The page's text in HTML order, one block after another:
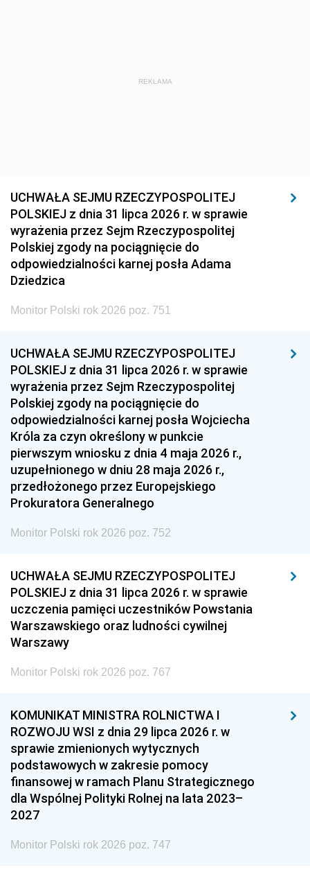
REKLAMA
UCHWAŁA SEJMU RZECZYPOSPOLITEJ
POLSKIEJ z dnia 31 lipca 2026 r. w sprawie
wyrażenia przez Sejm Rzeczypospolitej
Polskiej zgody na pociągnięcie do
odpowiedzialności karnej posła Adama
Dziedzica
Monitor Polski rok 2026 poz. 751
UCHWAŁA SEJMU RZECZYPOSPOLITEJ
POLSKIEJ z dnia 31 lipca 2026 r. w sprawie
wyrażenia przez Sejm Rzeczypospolitej
Polskiej zgody na pociągnięcie do
odpowiedzialności karnej posła Wojciecha
Króla za czyn określony w punkcie
pierwszym wniosku z dnia 4 maja 2026 r.,
uzupełnionego w dniu 28 maja 2026 r.,
przedłożonego przez Europejskiego
Prokuratora Generalnego
Monitor Polski rok 2026 poz. 752
UCHWAŁA SEJMU RZECZYPOSPOLITEJ
POLSKIEJ z dnia 31 lipca 2026 r. w sprawie
uczczenia pamięci uczestników Powstania
Warszawskiego oraz ludności cywilnej
Warszawy
Monitor Polski rok 2026 poz. 767
KOMUNIKAT MINISTRA ROLNICTWA I
ROZWOJU WSI z dnia 29 lipca 2026 r. w
sprawie zmienionych wytycznych
podstawowych w zakresie pomocy
finansowej w ramach Planu Strategicznego
dla Wspólnej Polityki Rolnej na lata 2023–
2027
Monitor Polski rok 2026 poz. 747